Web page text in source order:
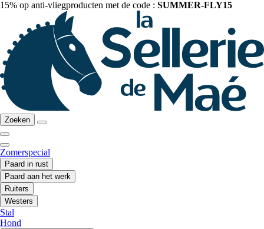
15% op anti-vliegproducten met de code : SUMMER-FLY15
Zoeken
Zomerspecial
Paard in rust
Paard aan het werk
Ruiters
Westers
Stal
Hond